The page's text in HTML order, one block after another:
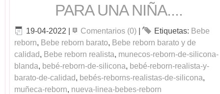
PARA UNA NIÑA....
19-04-2022 Comentarios (0) Etiquetas: Bebe
reborn, Bebe reborn barato, Bebe reborn barato y de
calidad, Bebe reborn realista, munecos-reborn-de-silicona-
blanda, bebé-reborn-de-silicona, bebé-reborn-realista-y-
barato-de-calidad, bebés-reborns-realistas-de-silicona,
muñeca-reborn, nueva-linea-bebes-reborn